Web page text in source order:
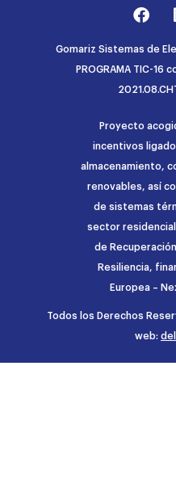
Gomariz Sistemas de
PROGRAMA TIC-16
Proyecto
incentivos
almacenamiento,
renovables, así
de sistemas
sector residencial
de
Resiliencia,
Europea –
Todos los Derechos
web: